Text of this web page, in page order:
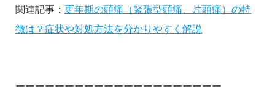
関連記事： 更年期の頭痛（緊張型頭痛、片頭痛）の特
徴は？症状や対処方法を分かりやすく解説
ーーーーーーーーーーーーーーーーーーーーー